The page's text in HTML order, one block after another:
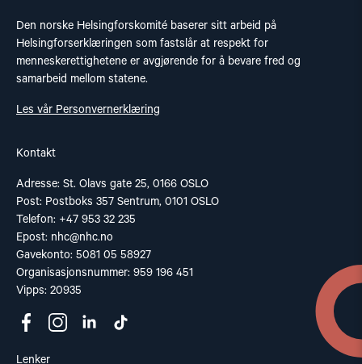
Den norske Helsingforskomité baserer sitt arbeid på
Helsingforserklæringen som fastslår at respekt for
menneskerettighetene er avgjørende for å bevare fred og
samarbeid mellom statene.
Les vår Personvernerklæring
Kontakt
Adresse: St. Olavs gate 25, 0166 OSLO
Post: Postboks 357 Sentrum, 0101 OSLO
Telefon: +47 953 32 235
Epost: nhc@nhc.no
Gavekonto: 5081 05 58927
Organisasjonsnummer: 959 196 451
Vipps: 20935
Lenker